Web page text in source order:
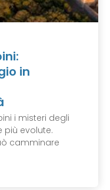
in
i misteri degli
più evolute.
camminare